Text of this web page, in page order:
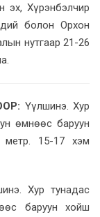
эх, Хүрэнбэлчир
болон Орхон
нутгаар 21-26
Үүлшинэ. Хур
өмнөөс баруун
15-17 хэм
Хур тунадас
баруун хойш